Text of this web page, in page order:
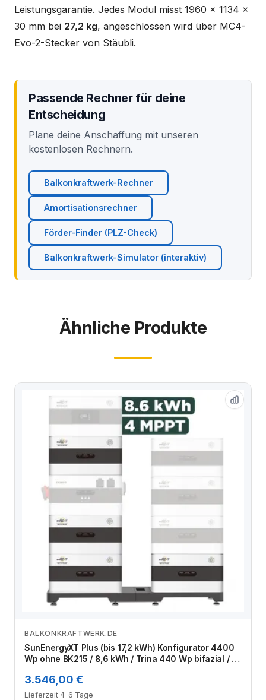
Leistungsgarantie. Jedes Modul misst 1960 x 1134 x
30 mm bei 27,2 kg, angeschlossen wird über MC4-
Evo-2-Stecker von Stäubli.
Passende Rechner für deine
Entscheidung
Plane deine Anschaffung mit unseren
kostenlosen Rechnern.
Balkonkraftwerk-Rechner
Amortisationsrechner
Förder-Finder (PLZ-Check)
Balkonkraftwerk-Simulator (interaktiv)
Ähnliche Produkte
Zum Angebot
BALKONKRAFTWERK.DE
SunEnergyXT Plus (bis 17,2 kWh) Konfigurator 4400
Wp ohne BK215 / 8,6 kWh / Trina 440 Wp bifazial / 10
3.546,00 €
Lieferzeit 4-6 Tage